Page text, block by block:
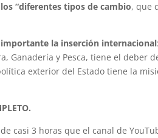
“diferentes tipos de cambio, que
la inserción internacional
Ganadería y Pesca, tiene el deber
exterior del Estado tiene la
casi 3 horas que el canal de